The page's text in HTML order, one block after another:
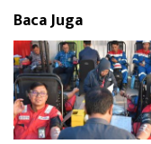
Baca Juga